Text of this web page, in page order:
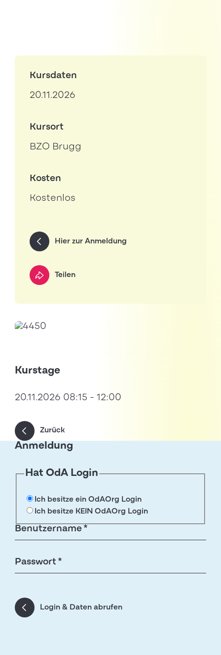
Kursdaten
20.11.2026
Kursort
BZO Brugg
Kosten
Kostenlos
Hier zur Anmeldung
Teilen
Kurstage
20.11.2026 08:15 - 12:00
Zurück
Anmeldung
Hat OdA Login
Ich besitze ein OdAOrg Login
Ich besitze KEIN OdAOrg Login
Benutzername *
Passwort *
Login & Daten abrufen